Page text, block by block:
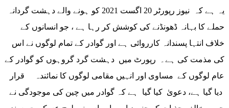
یہ ہے کہ نیوز رپورٹر 20 اگست 2021 کو ہونے والے دہشت گردانہ
حملے کا بہانہ ڈھونڈنے کی کوشش کر رہا ہے ، جو انسانوں کے
خلاف انتہا پسندانہ کارروائی ہے اور گوادر کے تمام لوگوں نے اس
کی مذمت کی ہے۔ رپورٹ میں دہشت گرد گروہوں کو گوادر کے
عام لوگوں کے مساوی اور انہیں مقامی لوگوں کا نمائندہ قرار
دیا گیا ہے، دعویٰ کیا گیا ہے کہ گوادر میں چین کی موجودگی نے